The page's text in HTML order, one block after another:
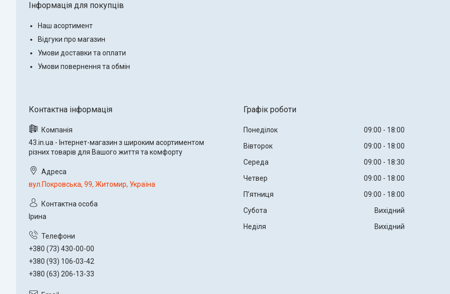
Інформація для покупців
Наш асортимент
Відгуки про магазин
Умови доставки та оплати
Умови повернення та обмін
43.in.ua - Інтернет-магазин з широким асортиментом
різних товарів для Вашого життя та комфорту
вул.Покровська, 99, Житомир, Україна
Ірина
+380 (73) 430-00-00
+380 (93) 106-03-42
+380 (63) 206-13-33
Графік роботи
Понеділок 09:00
18:00
Вівторок
09:00
18:00
Середа
09:00
18:30
Четвер
09:00
18:00
Пʼятниця
09:00
18:00
Субота
Вихідний
Неділя
Вихідний